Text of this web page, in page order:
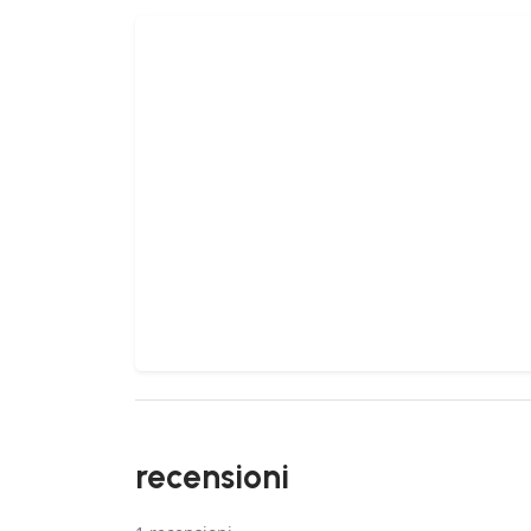
recensioni